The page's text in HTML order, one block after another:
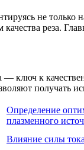
не
качества реза.
ключ к
получать
Определение
плазменного
Влияние силы